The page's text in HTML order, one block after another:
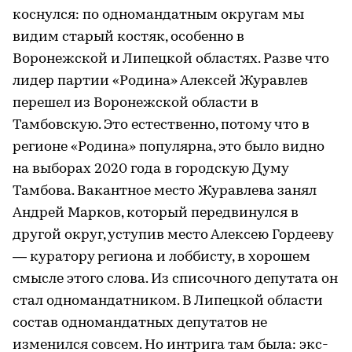
коснулся: по одномандатным округам мы
видим старый костяк, особенно в
Воронежской и Липецкой областях. Разве что
лидер партии «Родина» Алексей Журавлев
перешел из Воронежской области в
Тамбовскую. Это естественно, потому что в
регионе «Родина» популярна, это было видно
на выборах 2020 года в городскую Думу
Тамбова. Вакантное место Журавлева занял
Андрей Марков, который передвинулся в
другой округ, уступив место Алексею Гордееву
— куратору региона и лоббисту, в хорошем
смысле этого слова. Из списочного депутата он
стал одномандатником. В Липецкой области
состав одномандатных депутатов не
изменился совсем. Но интрига там была: экс-